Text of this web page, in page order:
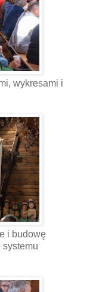
wykresami i
i budowę
systemu